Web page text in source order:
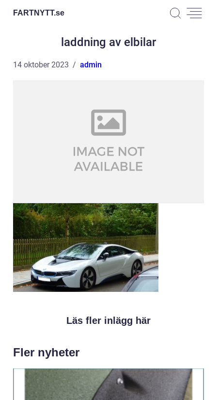
FARTNYTT.se
laddning av elbilar
14 oktober 2023 admin
Läs fler inlägg här
Fler nyheter